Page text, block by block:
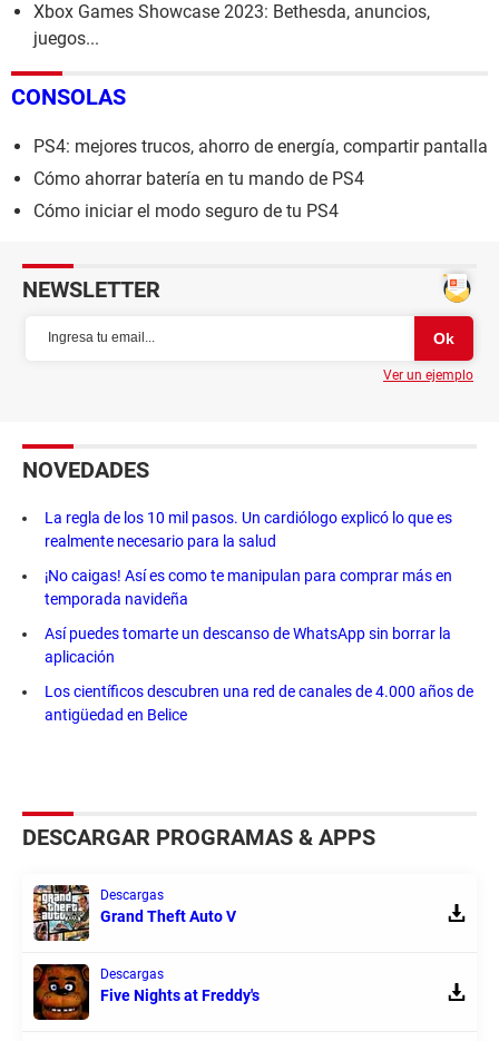
Xbox Games Showcase 2023: Bethesda, anuncios,
juegos...
CONSOLAS
PS4: mejores trucos, ahorro de energía, compartir pantalla
Cómo ahorrar batería en tu mando de PS4
Cómo iniciar el modo seguro de tu PS4
NEWSLETTER
Ver un ejemplo
NOVEDADES
La regla de los 10 mil pasos. Un cardiólogo explicó lo que es
realmente necesario para la salud
¡No caigas! Así es como te manipulan para comprar más en
temporada navideña
Así puedes tomarte un descanso de WhatsApp sin borrar la
aplicación
Los científicos descubren una red de canales de 4.000 años de
antigüedad en Belice
DESCARGAR PROGRAMAS & APPS
Descargas
Grand Theft Auto V
Descargas
Five Nights at Freddy's